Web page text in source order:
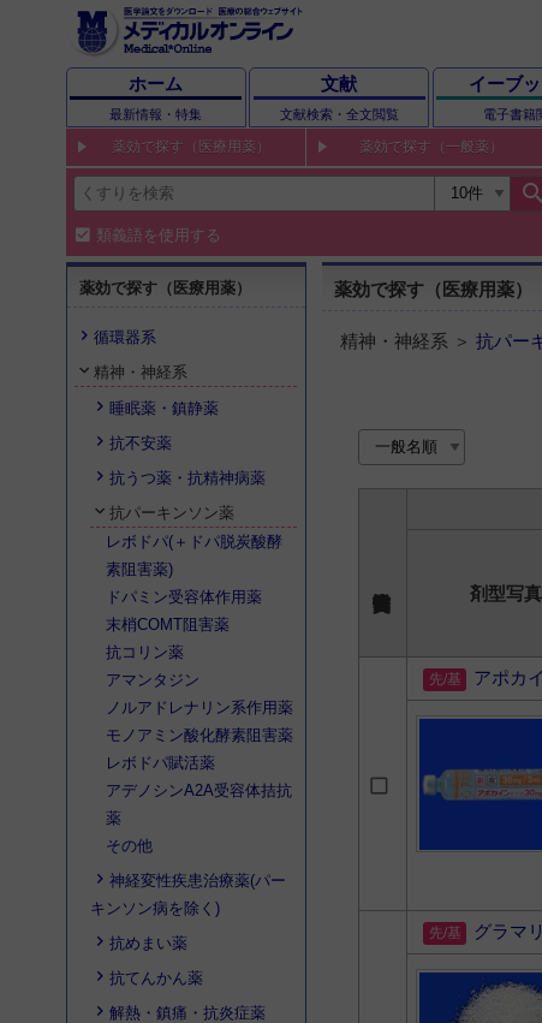
ホーム
最新情報・特集
文献
文献検索・全文閲覧
イーブ
電子書籍
薬効で探す（医療用薬） 薬効で探す（一般薬）
search
類義語を使用する
薬効で探す（医療用薬）
循環器系
精神・神経系
睡眠薬・鎮静薬
抗不安薬
抗うつ薬・抗精神病薬
抗パーキンソン薬
レボドパ(＋ドパ脱炭酸酵
素阻害薬)
ドパミン受容体作用薬
末梢COMT阻害薬
抗コリン薬
アマンタジン
ノルアドレナリン系作用薬
モノアミン酸化酵素阻害薬
レボドパ賦活薬
アデノシンA2A受容体拮抗
薬
その他
神経変性疾患治療薬(パー
キンソン病を除く)
抗めまい薬
抗てんかん薬
解熱・鎮痛・抗炎症薬
薬効で探す（医療用薬
精神・神経系 ＞ 抗パー
剤型写真
アポカ
グラマ